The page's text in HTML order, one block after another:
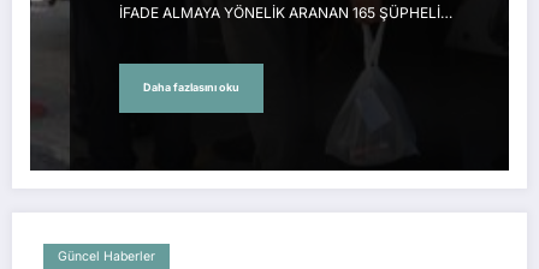
İFADE ALMAYA YÖNELİK ARANAN 165 ŞÜPHELİ…
Daha fazlasını oku
Güncel Haberler